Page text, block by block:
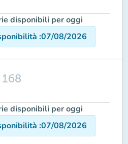
disponibili per oggi
:07/08/2026
disponibili per oggi
:07/08/2026